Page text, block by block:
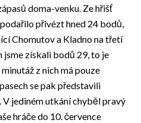
doma-venku. Ze hřišť
přivézt hned 24 bodů,
Chomutov a Kladno na třetí
jsme získali bodů 29, to je
z nich má pouze
se pak představili
jediném utkání chyběl pravý
hráče do 10. července